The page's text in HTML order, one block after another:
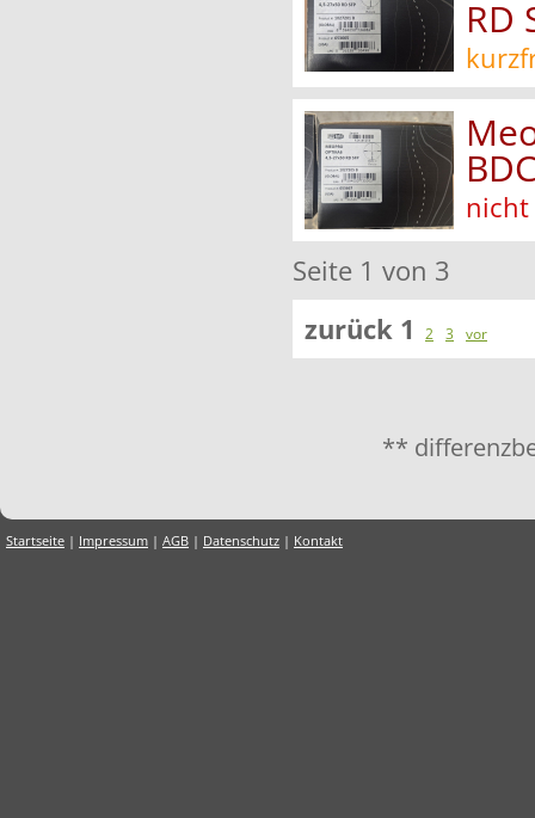
RD
nicht
Seite 1 von 3
zurück 1 2 3 vor
**
Startseite | Impressum | AGB | Datenschutz | Kontakt